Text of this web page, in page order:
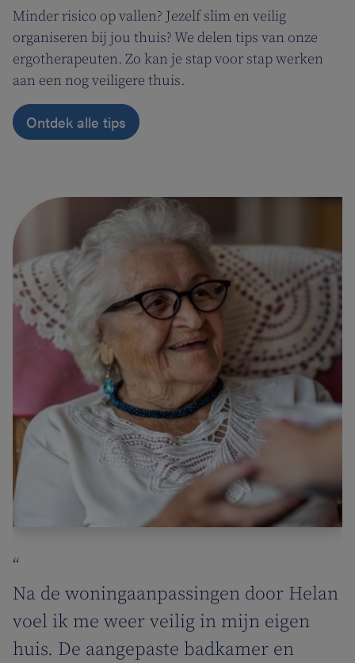
Minder risico op vallen? Jezelf slim en veilig
organiseren bij jou thuis? We delen tips van onze
ergotherapeuten. Zo kan je stap voor stap werken
aan een nog veiligere thuis.
Ontdek alle tips
“
Na de woningaanpassingen door Helan
voel ik me weer veilig in mijn eigen
huis. De aangepaste badkamer en